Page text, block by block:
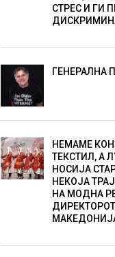
СТРЕС И ГИ
ГЕНЕРАЛНА
НЕМАМЕ
ТЕКСТИЛ, А
НОСИЈА
НЕКОЈА
НА МОДНА